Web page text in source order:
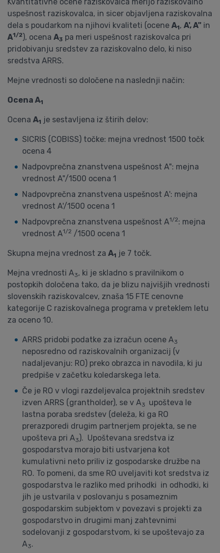
uspešnost raziskovalca, in sicer objavljena raziskovalna
dela s poudarkom na njihovi kvaliteti (ocene A1, A', A" in
A1/2), ocena A3 pa meri uspešnost raziskovalca pri
pridobivanju sredstev za raziskovalno delo, ki niso
sredstva ARRS.
Mejne vrednosti so določene na naslednji način:
Ocena A1
Ocena A1 je sestavljena iz štirih delov:
SICRIS (COBISS) točke: mejna vrednost 1500 točk
ocena 4
Nadpovprečna znanstvena uspešnost A": mejna
vrednost A"/1500 ocena 1
Nadpovprečna znanstvena uspešnost A': mejna
vrednost A'/1500 ocena 1
Nadpovprečna znanstvena uspešnost A1/2: mejna
vrednost A1/2 /1500 ocena 1
Skupna mejna vrednost za A1 je 7 točk.
Mejna vrednosti A3, ki je skladno s pravilnikom o
postopkih določena tako, da je blizu najvišjih vrednosti
slovenskih raziskovalcev, znaša 15 FTE cenovne
kategorije C raziskovalnega programa v preteklem letu
za oceno 10.
ARRS pridobi podatke za izračun ocene A3
neposredno od raziskovalnih organizacij (v
nadaljevanju: RO) preko obrazca in navodila, ki ju
predpiše v začetku koledarskega leta.
Če je RO v vlogi razdeljevalca projektnih sredstev
izven ARRS (grantholder), se v A3
upošteva le
lastna poraba sredstev (deleža, ki ga RO
prerazporedi drugim partnerjem projekta, se ne
upošteva pri A3). Upoštevana sredstva iz
gospodarstva morajo biti ustvarjena kot
kumulativni neto priliv iz gospodarske družbe na
RO. To pomeni, da sme RO uveljaviti kot sredstva iz
gospodarstva le razliko med prihodki in odhodki, ki
jih je ustvarila v poslovanju s posameznim
gospodarskim subjektom v povezavi s projekti za
gospodarstvo in drugimi manj zahtevnimi
sodelovanji z gospodarstvom, ki se upoštevajo za
A3.